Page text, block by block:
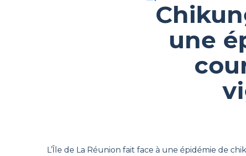
une
L’Île de La Réunion fait face à une épidémie de